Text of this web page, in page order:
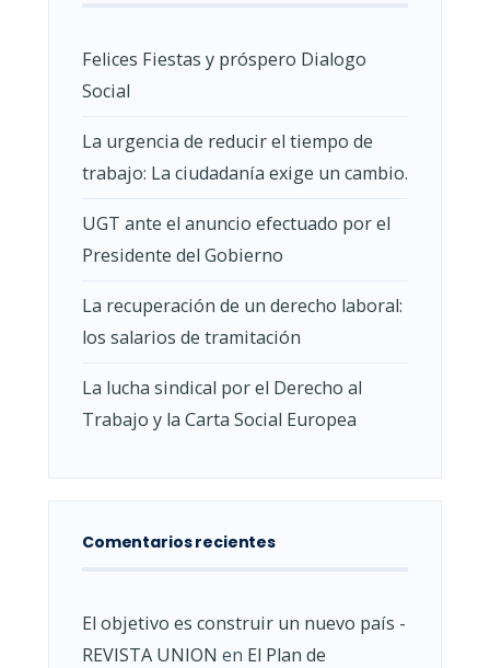
Felices Fiestas y próspero Dialogo
Social
La urgencia de reducir el tiempo de
trabajo: La ciudadanía exige un cambio.
UGT ante el anuncio efectuado por el
Presidente del Gobierno
La recuperación de un derecho laboral:
los salarios de tramitación
La lucha sindical por el Derecho al
Trabajo y la Carta Social Europea
Comentarios recientes
El objetivo es construir un nuevo país -
REVISTA UNION en El Plan de